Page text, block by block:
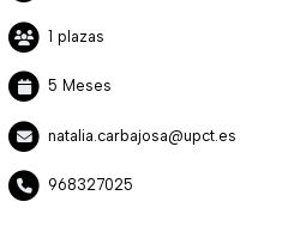
1 plazas
5 Meses
natalia.carbajosa@upct.es
968327025